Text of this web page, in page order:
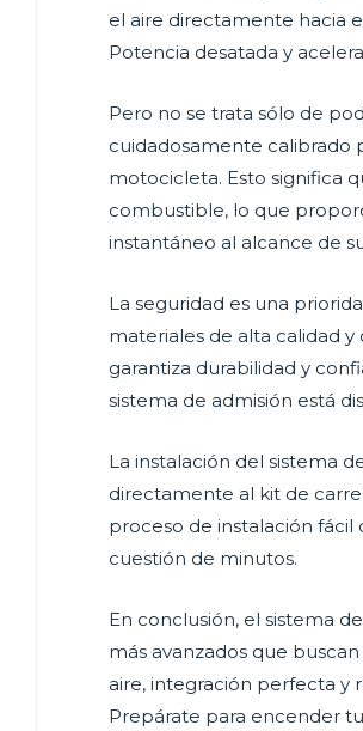
el aire directamente hacia
Potencia desatada y
Pero no se trata sólo de
cuidadosamente calibrado
motocicleta. Esto significa
combustible, lo que
instantáneo al alcance de
La seguridad es una
materiales de alta calidad
garantiza durabilidad y
sistema de admisión está
La instalación del sistema
directamente al kit de
proceso de instalación fácil
cuestión de minutos.
En conclusión, el sistema
más avanzados que
aire, integración perfecta y
Prepárate para encender